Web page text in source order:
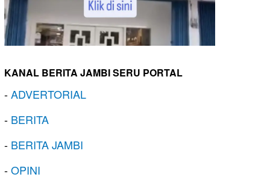
KANAL BERITA JAMBI SERU PORTAL
-ADVERTORIAL
- BERITA
- BERITA JAMBI
-OPINI